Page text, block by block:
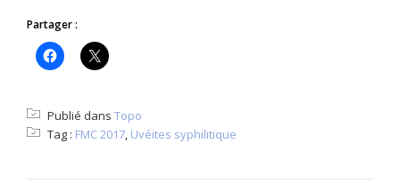
Partager :
Publié dans Topo
Tag : FMC 2017, Uvéites syphilitique